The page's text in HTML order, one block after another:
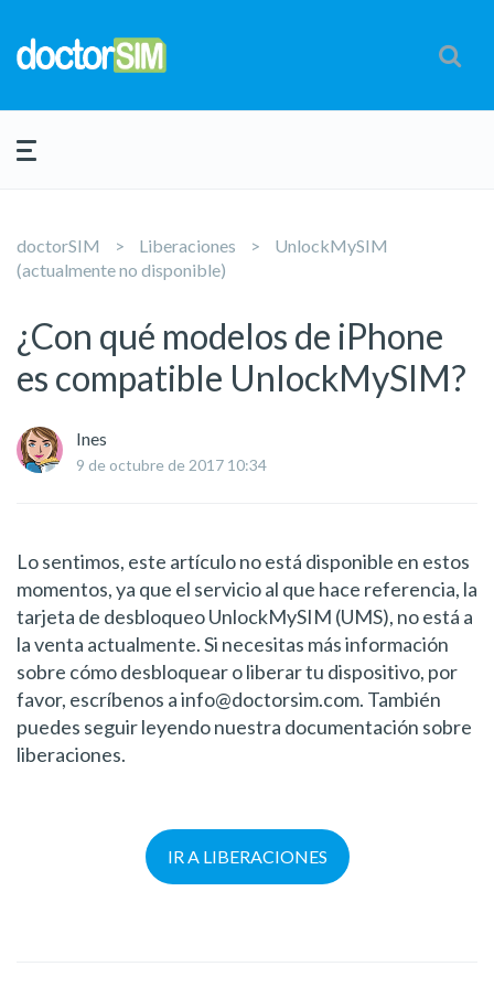
doctorSIM Liberaciones
UnlockMySIM
(actualmente no disponible)
¿Con qué modelos de iPhone
es compatible UnlockMySIM?
Ines
9 de octubre de 2017 10:34
Lo sentimos, este artículo no está disponible en estos
momentos, ya que el servicio al que hace referencia, la
tarjeta de desbloqueo UnlockMySIM (UMS), no está a
la venta actualmente. Si necesitas más información
sobre cómo desbloquear o liberar tu dispositivo, por
favor, escríbenos a info@doctorsim.com. También
puedes seguir leyendo nuestra documentación sobre
liberaciones.
IR A LIBERACIONES